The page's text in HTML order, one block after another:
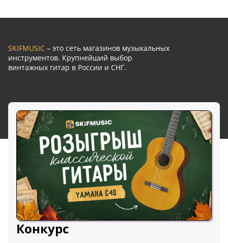
SKIFMUSIC – это сеть магазинов музыкальных
инструментов. Крупнейший выбор
винтажных гитар в России и СНГ.
Конкурс